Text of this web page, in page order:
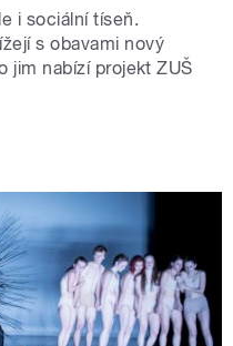
i sociální tíseň.
s obavami nový
jim nabízí projekt ZUŠ